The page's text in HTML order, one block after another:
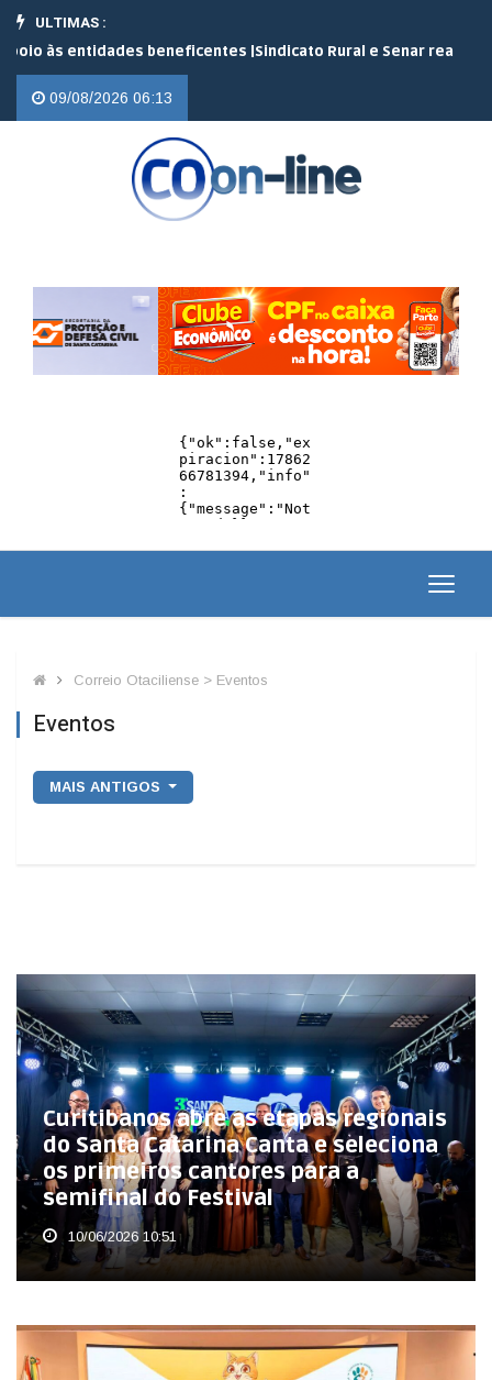
ULTIMAS :
beneficentes |Sindicato Rural e Senar realizam 10 cursos
09/08/2026 06:13
Correio Otaciliense > Eventos
Eventos
MAIS ANTIGOS
Curitibanos abre as etapas regionais
do Santa Catarina Canta e seleciona
os primeiros cantores para a
semifinal do Festival
10/06/2026 10:51